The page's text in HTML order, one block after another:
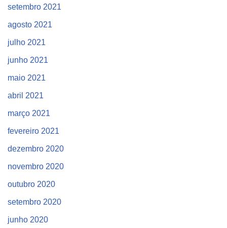
setembro 2021
agosto 2021
julho 2021
junho 2021
maio 2021
abril 2021
março 2021
fevereiro 2021
dezembro 2020
novembro 2020
outubro 2020
setembro 2020
junho 2020